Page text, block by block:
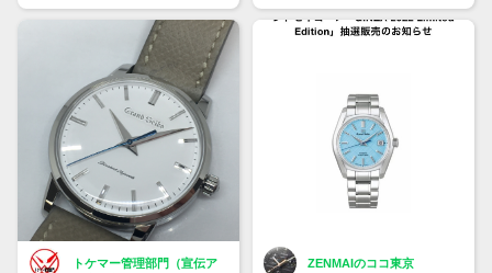
トケマー管理部門（宣伝ア
ZENMAIのココ東京